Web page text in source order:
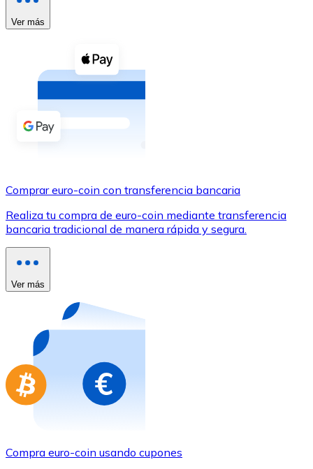
Ver todo
Compra criptomonedas con efectivo en tu tienda más
Comprar con efectivo
Transferencia SEPA
Utiliza tarjetas Visa y Mastercard para comprar
Comprar con tarjeta
Compra tarjetas regalo de tus marcas favoritas con
Ir a la tienda de tarjetas regalo
Ver más
Comprar euro-coin con transferencia bancaria
Realiza tu compra de euro-coin mediante transferencia
bancaria tradicional de manera rápida y segura.
Ver más
Compra euro-coin usando cupones